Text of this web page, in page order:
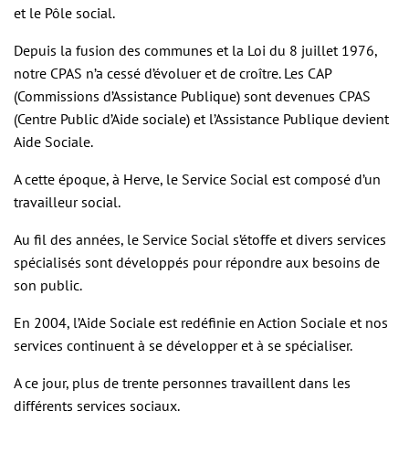
et le Pôle social.
Depuis la fusion des communes et la Loi du 8 juillet 1976,
notre CPAS n’a cessé d’évoluer et de croître. Les CAP
(Commissions d’Assistance Publique) sont devenues CPAS
(Centre Public d’Aide sociale) et l’Assistance Publique devient
Aide Sociale.
A cette époque, à Herve, le Service Social est composé d’un
travailleur social.
Au fil des années, le Service Social s’étoffe et divers services
spécialisés sont développés pour répondre aux besoins de
son public.
En 2004, l’Aide Sociale est redéfinie en Action Sociale et nos
services continuent à se développer et à se spécialiser.
A ce jour, plus de trente personnes travaillent dans les
différents services sociaux.